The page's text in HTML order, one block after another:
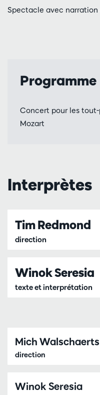
Spectacle avec narration
Programme
Concert pour les
Mozart
Interprètes
Tim Redmond
direction
Winok Seresia
texte et interprétation
Mich Walschaerts
direction
Winok Seresia